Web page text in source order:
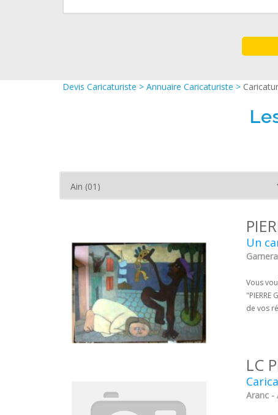
Devis Caricaturiste > Annuaire Caricaturiste >
Un
Vous
de vos
LC
Aranc -